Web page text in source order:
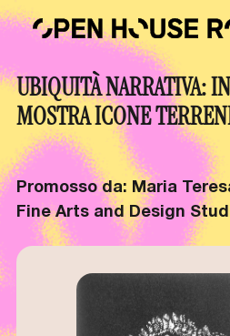
Salta al contenuto principale
UBIQUITÀ NARRATIVA:
MOSTRA ICONE
Promosso da: Maria
Fine Arts and Design